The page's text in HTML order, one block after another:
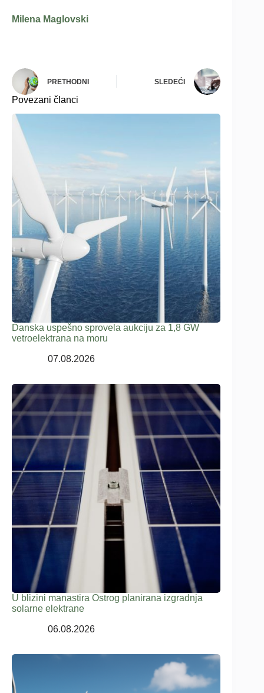
Milena Maglovski
PRETHODNI SLEDEĆI
Povezani članci
Danska uspešno sprovela aukciju za 1,8 GW
vetroelektrana na moru
07.08.2026
U blizini manastira Ostrog planirana izgradnja
solarne elektrane
06.08.2026